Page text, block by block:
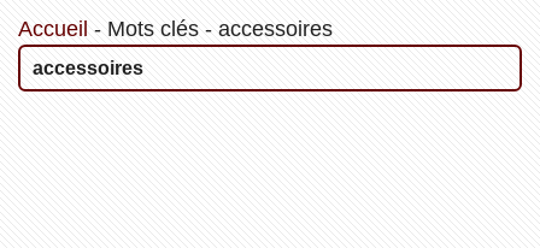
Accueil - Mots clés- accessoires
accessoires